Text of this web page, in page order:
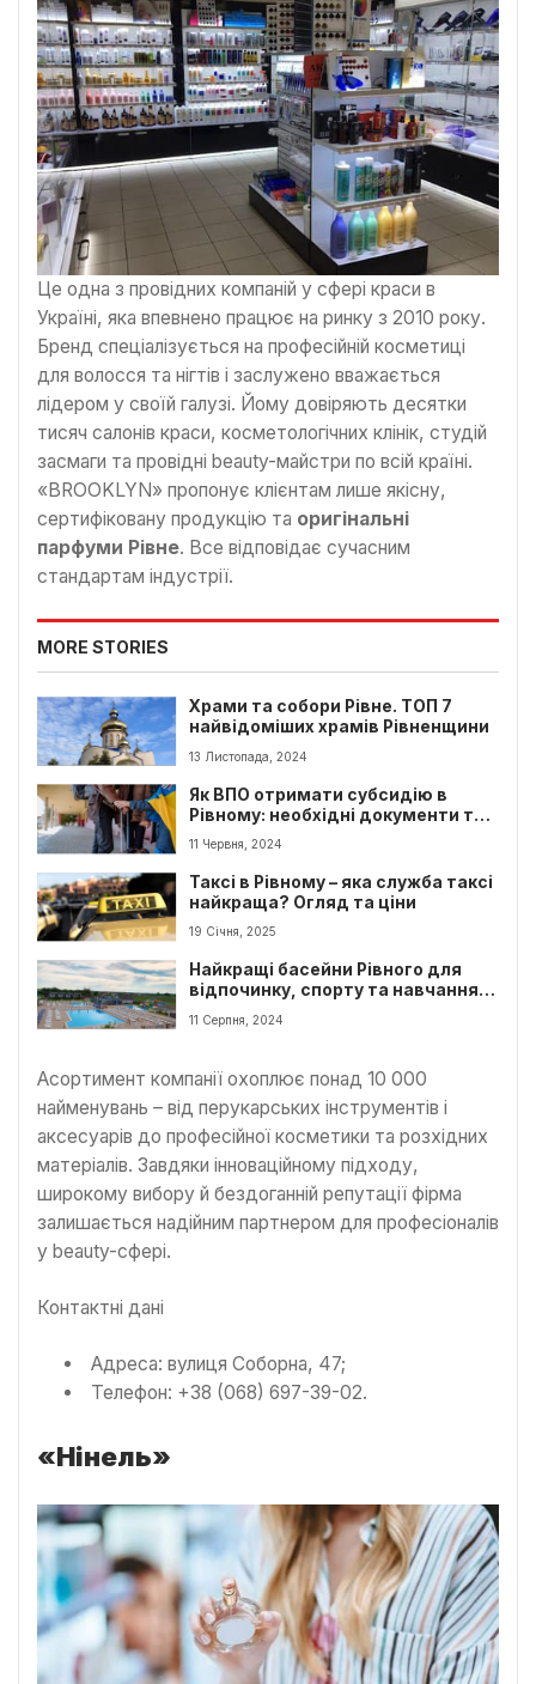
Це одна з провідних компаній у сфері краси в
Україні, яка впевнено працює на ринку з 2010 року.
Бренд спеціалізується на професійній косметиці
для волосся та нігтів і заслужено вважається
лідером у своїй галузі. Йому довіряють десятки
тисяч салонів краси, косметологічних клінік, студій
засмаги та провідні beauty-майстри по всій країні.
«BROOKLYN» пропонує клієнтам лише якісну,
сертифіковану продукцію та оригінальні
парфуми Рівне. Все відповідає сучасним
стандартам індустрії.
MORE STORIES
Храми та собори Рівне. ТОП 7
найвідоміших храмів Рівненщини
13 Листопада, 2024
Як ВПО отримати субсидію в
Рівному: необхідні документи та
процедура оформлення
11 Червня, 2024
Таксі в Рівному – яка служба таксі
найкраща? Огляд та ціни
19 Січня, 2025
Найкращі басейни Рівного для
відпочинку, спорту та навчання
плаванню
11 Серпня, 2024
Асортимент компанії охоплює понад 10 000
найменувань – від перукарських інструментів і
аксесуарів до професійної косметики та розхідних
матеріалів. Завдяки інноваційному підходу,
широкому вибору й бездоганній репутації фірма
залишається надійним партнером для професіоналів
у beauty-сфері.
Контактні дані
Адреса: вулиця Соборна, 47;
Телефон: +38 (068) 697-39-02.
«Нінель»